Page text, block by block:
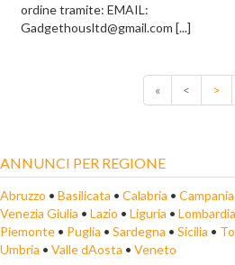
ordine tramite: EMAIL:
Gadgethousltd@gmail.com [...]
« < >
ANNUNCI PER REGIONE
Abruzzo • Basilicata • Calabria • Campania
Venezia Giulia • Lazio • Liguria • Lombardia
Piemonte • Puglia • Sardegna • Sicilia •
Umbria • Valle dAosta • Veneto